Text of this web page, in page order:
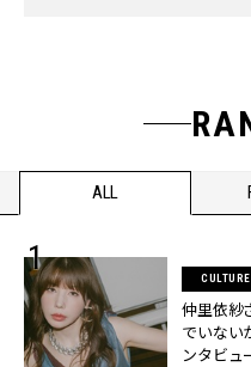
ALL
CULTURE
仲里依紗
でいない
ンタビュ